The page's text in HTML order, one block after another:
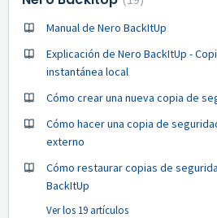
Manual de Nero BackItUp
Explicación de Nero BackItUp -
instantánea local
Cómo crear una nueva copia de
Cómo hacer una copia de
externo
Cómo restaurar copias de
BackItUp
Ver los 19 artículos